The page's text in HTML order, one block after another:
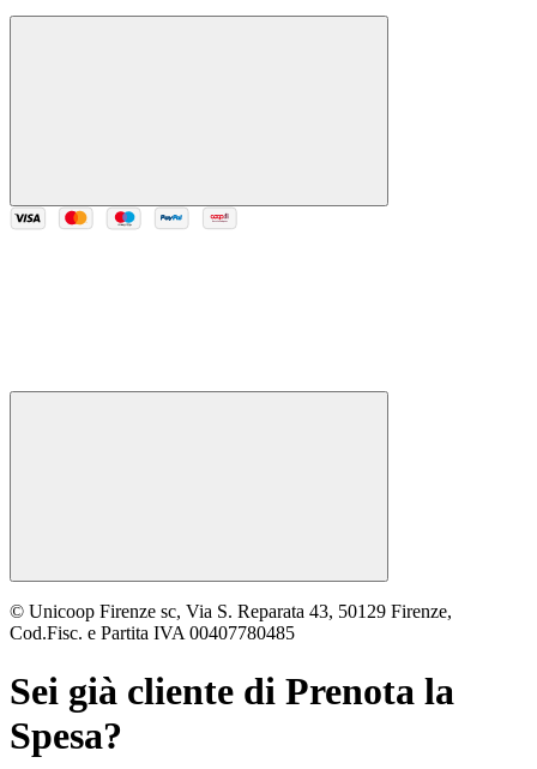
© Unicoop Firenze sc, Via S. Reparata 43, 50129 Firenze,
Cod.Fisc. e Partita IVA 00407780485
Sei già cliente di Prenota la
Spesa?